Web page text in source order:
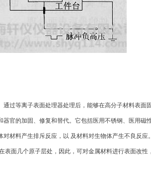
过等离子表面处理器处理后，能够在高分子材料表面
官的加固、修复和替代。它包括医用不锈钢、医用
材料产生排斥反应，以 及材料对生物体产生不良反
面几个原子层处，因此，可对金属材料进行表面改